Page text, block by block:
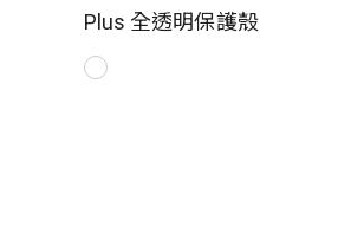
Plus 全透明保護殼